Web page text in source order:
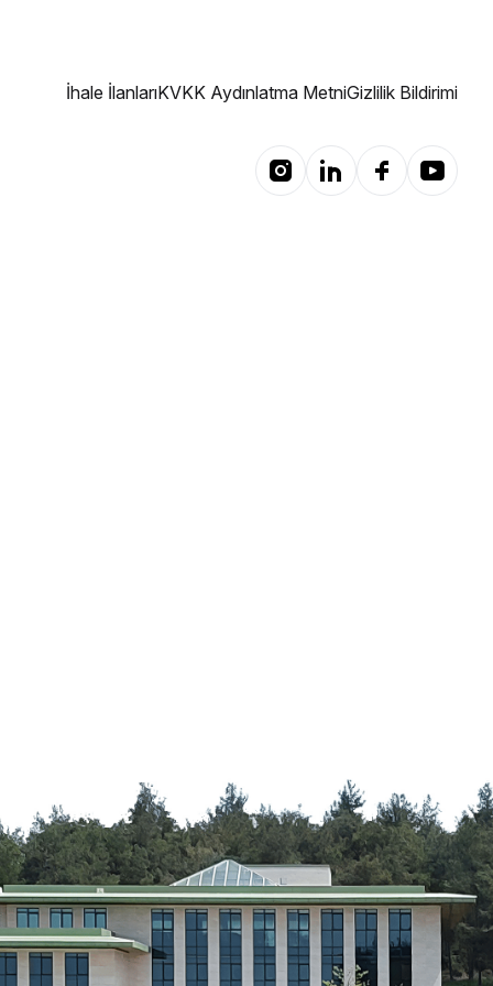
İhale İlanlarıKVKK Aydınlatma MetniGizlilik Bildirimi